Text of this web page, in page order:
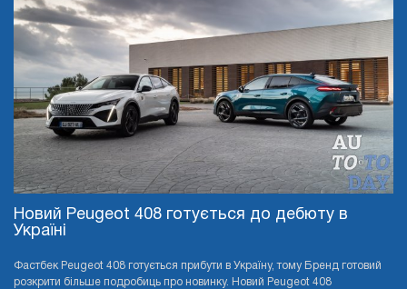
Новий Peugeot 408 готується до дебюту в
Україні
Фастбек Peugeot 408 готується прибути в Україну, тому Бренд готовий
розкрити більше подробиць про новинку. Новий Peugeot 408